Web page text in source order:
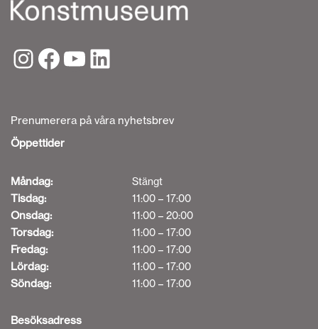
Prenumerera på våra nyhetsbrev
Öppettider
Måndag: Stängt
Tisdag: 11:00 – 17:00
Onsdag: 11:00 – 20:00
Torsdag: 11:00 – 17:00
Fredag: 11:00 – 17:00
Lördag: 11:00 – 17:00
Söndag: 11:00 – 17:00
Besöksadress